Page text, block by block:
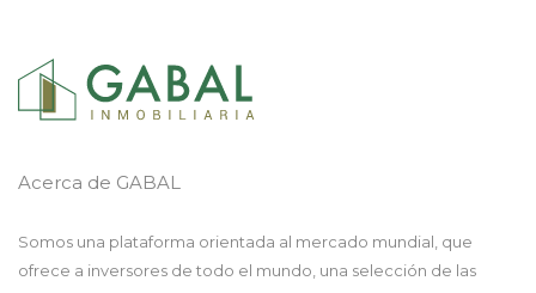
Acerca de GABAL
Somos una plataforma orientada al mercado mundial, que
ofrece a inversores de todo el mundo, una selección de las